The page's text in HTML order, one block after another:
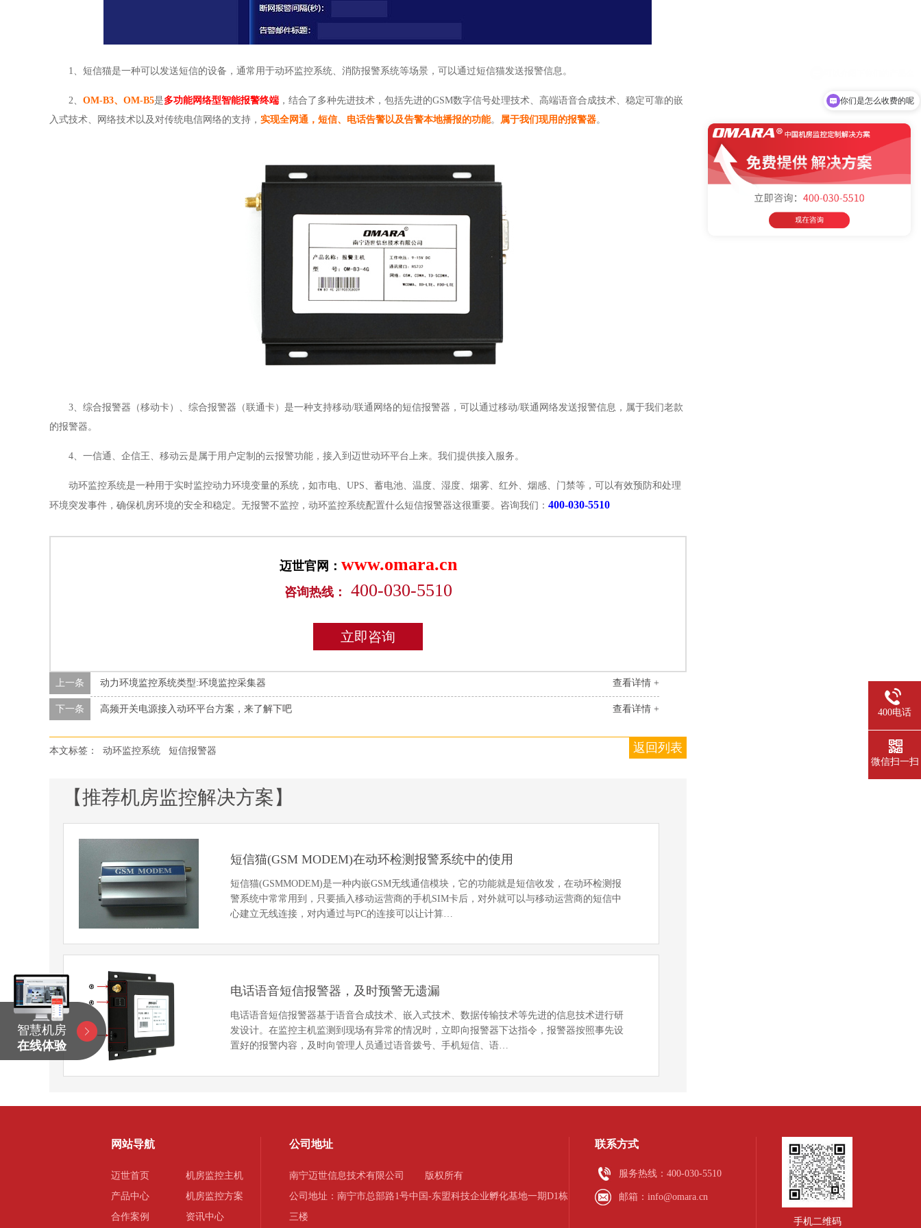
1、短信猫是一种可以发送短信的设备，通常用于动环监控系统、消防报警系统等场景，可以通过短信猫发送报警信息。
2、 OM-B3、OM-B5是多功能网络型智能报警终端 ，结合了多种先进技术，包括先进的GSM数字信号处理技术、高端语音合成技术、稳定可靠的嵌
入式技术、网络技术以及对传统电信网络的支持， 实现全网通，短信、电话告警以及告警本地播报的功能。 属于我们现用的报警器。
3、综合报警器（移动卡）、综合报警器（联通卡）是一种支持移动/联通网络的短信报警器，可以通过移动/联通网络发送报警信息，属于我们老款
的报警器。
4、一信通、企信王、移动云是属于用户定制的云报警功能，接入到迈世动环平台上来。我们提供接入服务。
动环监控系统是一种用于实时监控动力环境变量的系统，如市电、UPS、蓄电池、温度、湿度、烟雾、红外、烟感、门禁等，可以有效预防和处理
环境突发事件，确保机房环境的安全和稳定。无报警不监控，动环监控系统配置什么短信报警器这很重要。咨询我们： 400-030-5510
迈世官网： www.omara.cn
咨询热线： 400-030-5510
立即咨询
查看详情 +
上一条 动力环境监控系统类型:环境监控采集器
查看详情 +
下一条 高频开关电源接入动环平台方案，来了解下吧
返回列表
本文标签： 动环监控系统 短信报警器
【推荐机房监控解决方案】
短信猫(GSM MODEM)在动环检测报警系统中的使用
短信猫(GSMMODEM)是一种内嵌GSM无线通信模块，它的功能就是短信收发，在动环检测报
警系统中常常用到，只要插入移动运营商的手机SIM卡后，对外就可以与移动运营商的短信中
心建立无线连接，对内通过与PC的连接可以让计算…
电话语音短信报警器，及时预警无遗漏
电话语音短信报警器基于语音合成技术、嵌入式技术、数据传输技术等先进的信息技术进行研
发设计。在监控主机监测到现场有异常的情况时，立即向报警器下达指令，报警器按照事先设
置好的报警内容，及时向管理人员通过语音拨号、手机短信、语…
网站导航
迈世首页
机房监控主机
产品中心
机房监控方案
合作案例
资讯中心
公司地址
南宁迈世信息技术有限公司
版权所有
公司地址：南宁市总部路1号中国-东盟科技企业孵化基地一期D1栋
三楼
联系方式
服务热线：400-030-5510
邮箱：info@omara.cn
手机二维码
智慧机房
在线体验
400电话
微信扫一扫
你们是怎么收费的呢